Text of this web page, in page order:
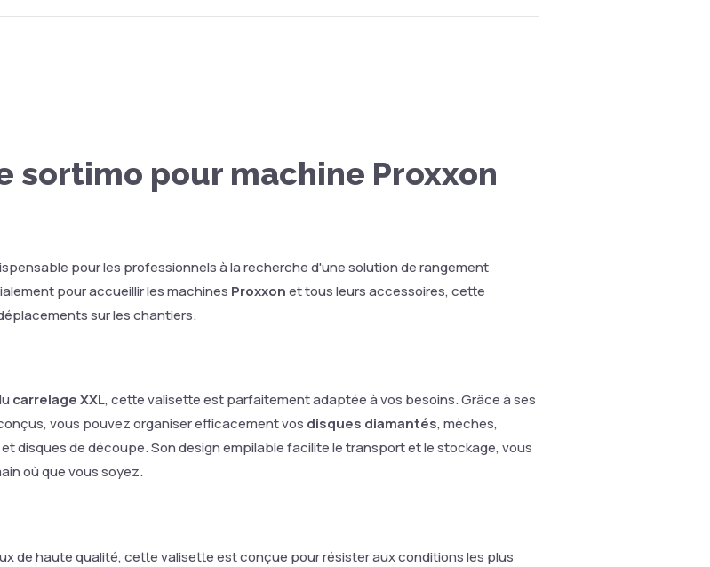
pour machine Proxxon
pour les professionnels à la recherche d'une solution de rangement
pour accueillir les machines Proxxonet tous leurs accessoires, cette
sur les chantiers.
carrelage XXL, cette valisette est parfaitement adaptée à vos besoins. Grâce à ses
vous pouvez organiser efficacement vos disques diamantés, mèches,
disques de découpe. Son design empilable facilite le transport et le stockage, vous
où que vous soyez.
de haute qualité, cette valisette est conçue pour résister aux conditions les plus